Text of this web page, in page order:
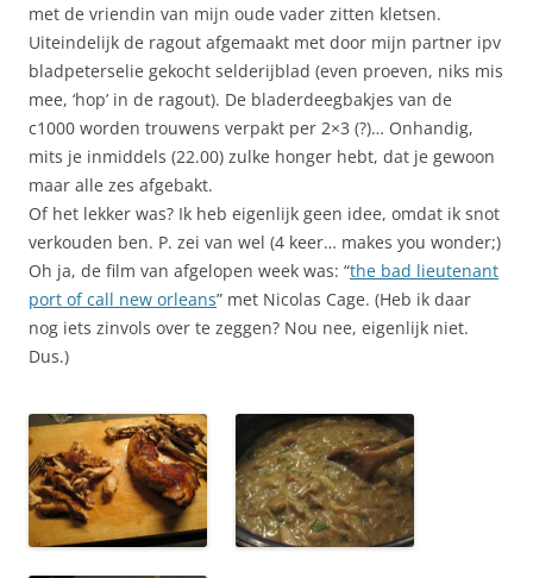
met de vriendin van mijn oude vader zitten kletsen.
Uiteindelijk de ragout afgemaakt met door mijn partner ipv
bladpeterselie gekocht selderijblad (even proeven, niks mis
mee, ‘hop’ in de ragout). De bladerdeegbakjes van de
c1000 worden trouwens verpakt per 2×3 (?)… Onhandig,
mits je inmiddels (22.00) zulke honger hebt, dat je gewoon
maar alle zes afgebakt.
Of het lekker was? Ik heb eigenlijk geen idee, omdat ik snot
verkouden ben. P. zei van wel (4 keer… makes you wonder;)
Oh ja, de film van afgelopen week was: “the bad lieutenant
port of call new orleans” met Nicolas Cage. (Heb ik daar
nog iets zinvols over te zeggen? Nou nee, eigenlijk niet.
Dus.)